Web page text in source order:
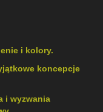
i kolory.
koncepcje
i wyzwania